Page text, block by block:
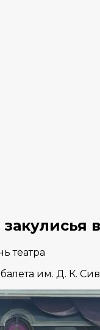
театра
им. Д. К.